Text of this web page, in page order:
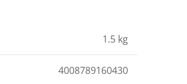
1.5 kg
4008789160430